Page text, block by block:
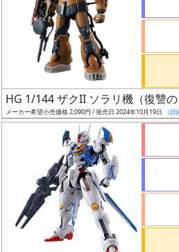
抽
選
HG 1/144 ザクII ソラリ機（復讐の
メーカー希望小売価格 2,090円 / 発売日 2024年10月19日 （